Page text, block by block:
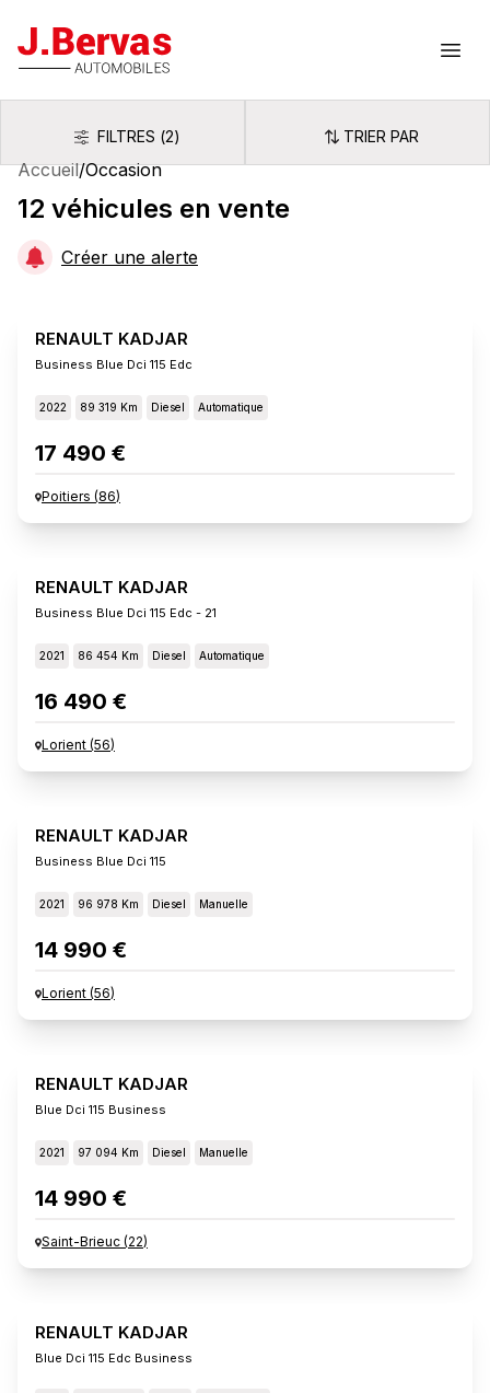
J.Bervas
FiltresFILTRES (2) Trier par
TRIER PAR
Accueil/Occasion
12 véhicules en vente
Créer une alerte
RENAULT KADJAR
Business Blue Dci 115 Edc
2022 89 319 Km Diesel Automatique
17 490 €
Poitiers (86)
RENAULT KADJAR
Business Blue Dci 115 Edc - 21
2021 86 454 Km Diesel Automatique
16 490 €
Lorient (56)
RENAULT KADJAR
Business Blue Dci 115
2021 96 978 Km Diesel Manuelle
14 990 €
Lorient (56)
RENAULT KADJAR
Blue Dci 115 Business
2021 97 094 Km Diesel Manuelle
14 990 €
Saint-Brieuc (22)
RENAULT KADJAR
Blue Dci 115 Edc Business